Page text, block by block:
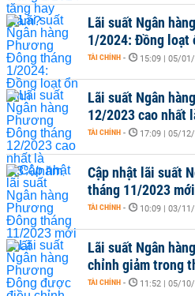
Lãi suất Ngân
1/2024: Đồng loạt
TÀI CHÍNH - 15:09 | 05/
Lãi suất Ngân
12/2023 cao nhất
TÀI CHÍNH - 17:09 | 05/
Cập nhật lãi suất
tháng 11/2023
TÀI CHÍNH - 10:09 | 03/
Lãi suất Ngân
chỉnh giảm trong
TÀI CHÍNH - 11:52 | 05/